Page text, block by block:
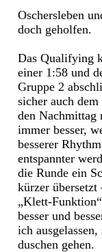
Oschersleben
doch geholfen.
Das Qualifying
einer 1:58 und
Gruppe 2
sicher auch
den Nachmittag
immer besser,
besserer
entspannter
die Runde ein
kürzer
„Klett-
besser und
ich
duschen gehen.